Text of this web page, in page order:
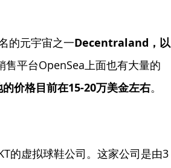
的元宇宙之一Decentraland，以
售平台OpenSea上面也有大量的
价格目前在15-20万美金左右。
的虚拟球鞋公司。这家公司是由3